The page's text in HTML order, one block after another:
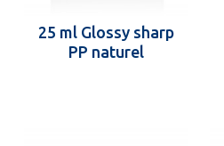
25 ml Glossy sharp
PP naturel